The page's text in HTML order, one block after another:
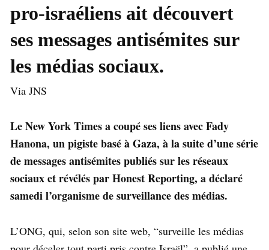
pro-israéliens ait découvert
ses messages antisémites sur
les médias sociaux.
Via JNS
Le New York Times a coupé ses liens avec Fady
Hanona, un pigiste basé à Gaza, à la suite d’une série
de messages antisémites publiés sur les réseaux
sociaux et révélés par Honest Reporting, a déclaré
samedi l’organisme de surveillance des médias.
L’ONG, qui, selon son site web, “surveille les médias